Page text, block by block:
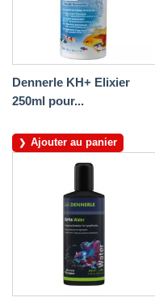
Dennerle KH+ Elixier
250ml pour...
Ajouter au panier